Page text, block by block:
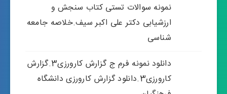
نمونه سوالات تستی کتاب سنجش و
ارزشیابی دکتر علی اکبر سیف.خلاصه جامعه
شناسی
دانلود نمونه فرم ج گزارش کارورزی3.گزارش
کارورزی3.دانلود گزارش کارورزی دانشگاه